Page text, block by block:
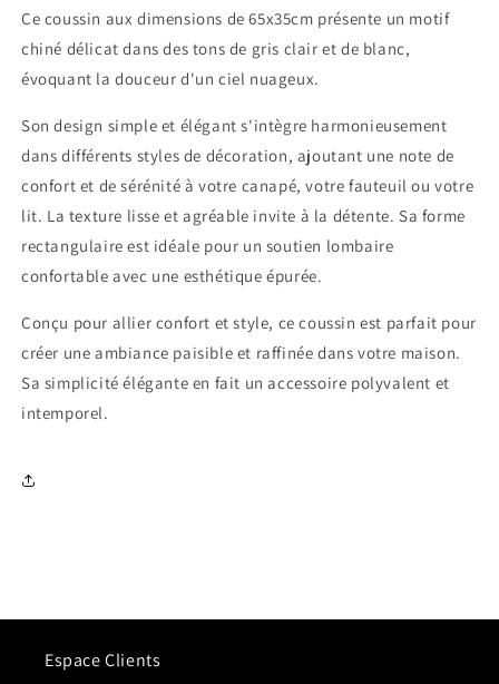
Ce coussin aux dimensions de 65x35cm présente un motif
chiné délicat dans des tons de gris clair et de blanc,
évoquant la douceur d'un ciel nuageux.
Son design simple et élégant s'intègre harmonieusement
dans différents styles de décoration, ajoutant une note de
confort et de sérénité à votre canapé, votre fauteuil ou votre
lit. La texture lisse et agréable invite à la détente. Sa forme
rectangulaire est idéale pour un soutien lombaire
confortable avec une esthétique épurée.
Conçu pour allier confort et style, ce coussin est parfait pour
créer une ambiance paisible et raffinée dans votre maison.
Sa simplicité élégante en fait un accessoire polyvalent et
intemporel.
Espace Clients